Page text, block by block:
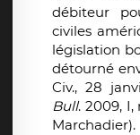
débiteur
civiles
législation
détourné
Civ., 28
Bull. 2009, I,
Marchadier).